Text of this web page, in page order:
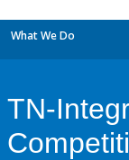
What We Do
TN-